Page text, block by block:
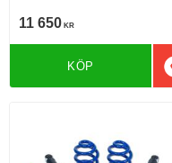
11 650 KR
KÖP